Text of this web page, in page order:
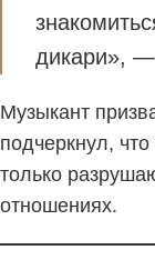
дикари»,
Музыкант
подчеркнул,
только
отношениях.